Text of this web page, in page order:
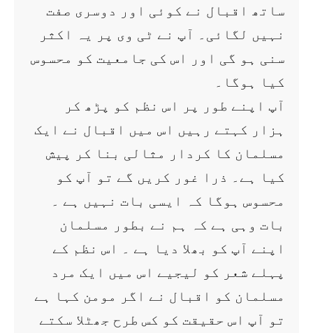
ساتھ اقبال نے کوئی اور دوسری صفت
نہیں لگائی۔ آپ نے ٹی وی پر یہ اکثر
سنی ہو گی اور اس کی جامعیت کو محسوس
کیا ہوگا۔
آپ اپنے طور پر اس نظم کو پڑھ کر
ہزار کہتے رہیں اس میں اقبال نے ایک
مسلمان کا کردار مثالی بنا کر پیش
کیا ہے۔ ذرا غور کریں گے تو آپ کو
محسوس ہوگا کہ ایسی بات نہیں ہے ۔
بات وہی ہے کہ ہم نے بطور مسلمان
اپنے آپ کو بھلا دیا ہے ۔ اس نظم کے
پہلے شعر کو لیجیے اس میں ایک مرد
مسلمان کو اقبال نے اگر مومن کہا ہے
تو آپ اس حقیقت کو کس طرح جھٹلا سکتے